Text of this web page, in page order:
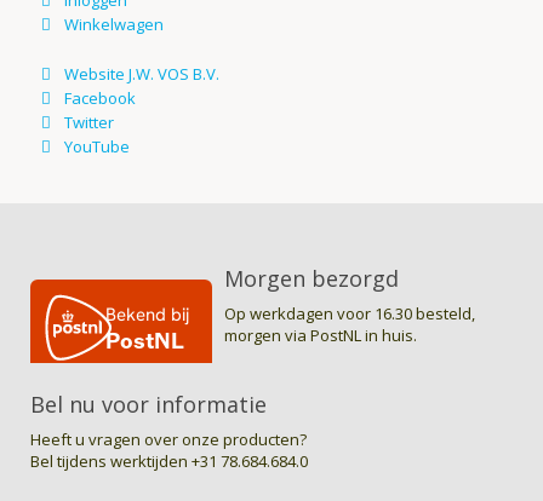
Morgen bezorgd
Op werkdagen voor 16.30 besteld,
morgen via PostNL in huis.
Bel nu voor informatie
Heeft u vragen over onze producten?
Bel tijdens werktijden +31 78.684.684.0